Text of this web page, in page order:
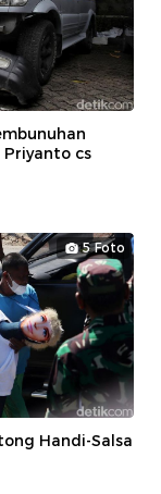
Priyanto cs
5 Foto
Handi-Salsa